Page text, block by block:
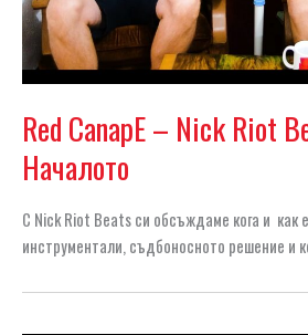
Red CanapE – Nick Riot
Началото
С Nick Riot Beats си обсъждаме кога и как
инструментали, съдбоносното решение и